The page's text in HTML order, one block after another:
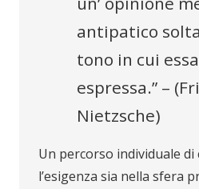
antipatico
tono in cui
espressa.” –
Nietzsche)
Un percorso individuale
l’esigenza sia nella sfera